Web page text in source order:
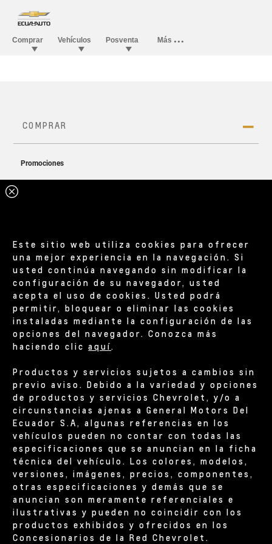
Este sitio web utiliza cookies para ofrecer
una mejor experiencia en la navegación. Si
usted continúa navegando sin modificar la
configuración de su navegador, usted
acepta el uso de cookies. Usted podrá
permitir, bloquear o eliminar las cookies
instaladas mediante la configuración de las
opciones del navegador. Conozca más
haciendo clicaquí.
Productos y servicios sujetos a cambios sin
previo aviso. Debido a la variedad y opciones
de productos y servicios Chevrolet, y/o a
circunstancias ajenas a General Motors Del
Ecuador S.A, algunas referencias en los
vehículos pueden no contar con todas las
especificaciones que se anuncian en la ficha
técnica del vehículo. Los colores, modelos,
versiones, imágenes, precios, componentes,
otras especificaciones y demás que se
anuncian son meramente referenciales e
ilustrativas y pueden no coincidir con los
productos exhibidos y ofrecidos en los
Concesionarios de la Red Chevrolet.